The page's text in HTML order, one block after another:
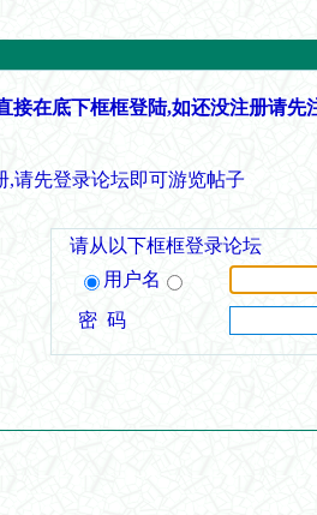
接在底下框框登陆,如还没注册请先
,请先登录论坛即可游览帖子
请从以下框框登录论坛
用户名
密 码